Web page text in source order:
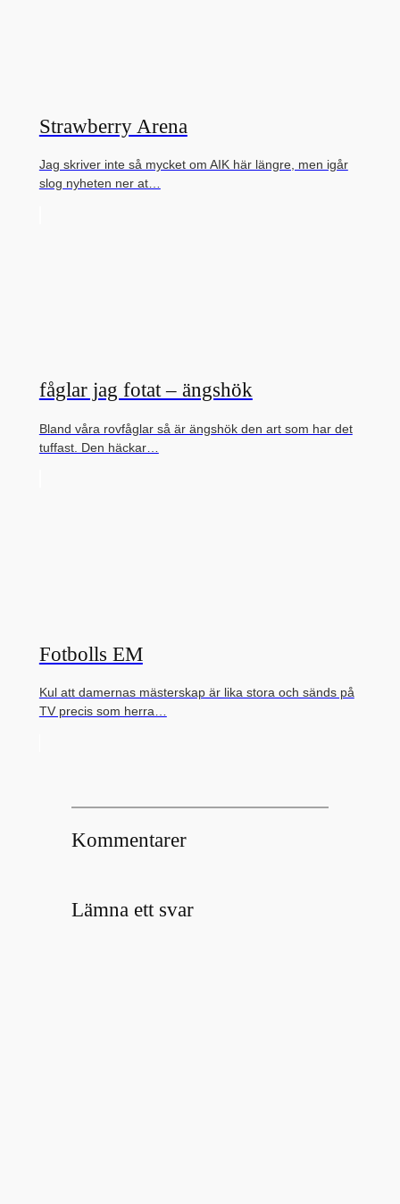
Strawberry Arena
Jag skriver inte så mycket om AIK här längre, men igår
slog nyheten ner at…
fåglar jag fotat – ängshök
Bland våra rovfåglar så är ängshök den art som har det
tuffast. Den häckar…
Fotbolls EM
Kul att damernas mästerskap är lika stora och sänds på
TV precis som herra…
Kommentarer
Lämna ett svar